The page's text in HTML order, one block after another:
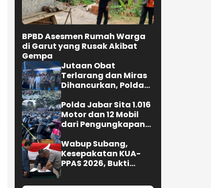
BPBD Asesmen Rumah Warga
di Garut yang Rusak Akibat
Gempa
Jutaan Obat
Terlarang dan Miras
Dihancurkan, Polda
Tersangka
Polda Jabar Sita 1.016
Motor dan 12 Mobil
dari Pengungkapan
Wabup Subang,
Kesepakatan KUA-
PPAS 2026, Bukti